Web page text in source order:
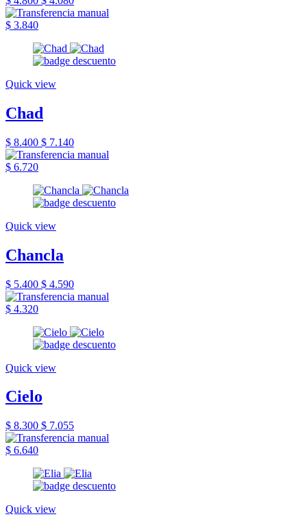
$ 3.840
Quick view
Chad
$ 8.400 $ 7.140
$ 6.720
Quick view
Chancla
$ 5.400 $ 4.590
$ 4.320
Quick view
Cielo
$ 8.300 $ 7.055
$ 6.640
Quick view